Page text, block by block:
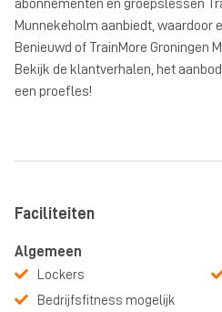
abonnementen en groepslessen
Munnekeholm aanbiedt, waardoor
Benieuwd of TrainMore Groningen
Bekijk de klantverhalen, het
een proefles!
Faciliteiten
Algemeen
Lockers
Bedrijfsfitness mogelijk